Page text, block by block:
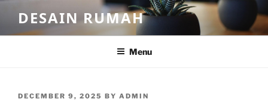
content
DESAIN RUMAH
Menu
POSTED
DECEMBER 9, 2025 BY ADMIN